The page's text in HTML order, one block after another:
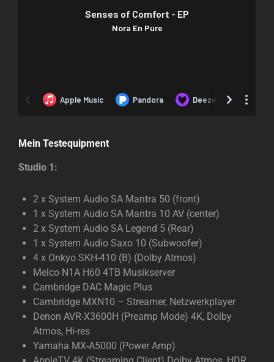
Mein Testequipment
Studio 1:
2 x System Audio SA Mantra 50 (front)
1 x System Audio SA Mantra 10 AV (center)
2 x System Audio SA Legend 5 (Rear)
1 x System Audio Saxo 10 (Subwoofer)
4 x Onkyo SKH-410 (B) (Dolby Atmos)
Melco N1A H60 4TB Musikserver
Cambridge DAC Magic Plus
Cambridge MXN10 – Streamer, Netzwerkplayer
Denon AVR-X3600H (Preamp Mode) 4K, Dolby
Atmos, Hi-res
Yamaha MX-A5000 (Power Amp)